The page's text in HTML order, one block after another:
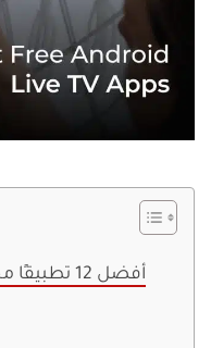
أفضل 12